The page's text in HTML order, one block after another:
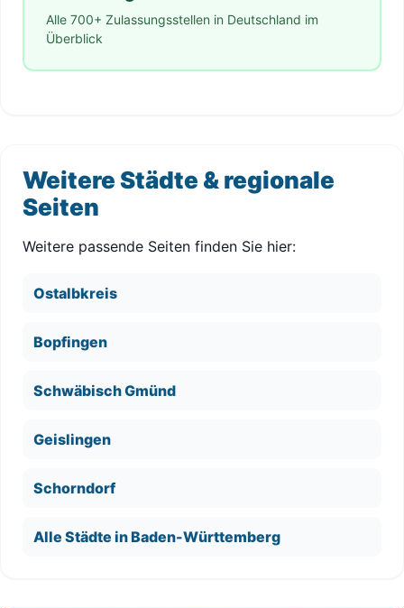
Alle 700+ Zulassungsstellen in Deutschland im
Überblick
Weitere Städte & regionale
Seiten
Weitere passende Seiten finden Sie hier:
Ostalbkreis
Bopfingen
Schwäbisch Gmünd
Geislingen
Schorndorf
Alle Städte in Baden-Württemberg